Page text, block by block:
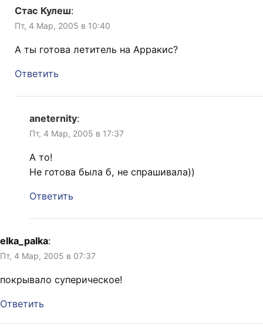
Стас Кулеш:
Пт, 4 Мар, 2005 в 10:40
А ты готова летитель на Арракис?
Ответить
aneternity:
Пт, 4 Мар, 2005 в 17:37
А то!
Не готова была б, не спрашивала))
Ответить
elka_palka:
Пт, 4 Мар, 2005 в 07:37
покрывало суперическое!
Ответить